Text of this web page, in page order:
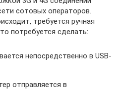
сотовых операторов.
требуется ручная
потребуется сделать:
непосредственно в USB-
отправляется в